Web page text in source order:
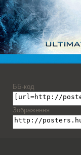
ББ-код
Зображення